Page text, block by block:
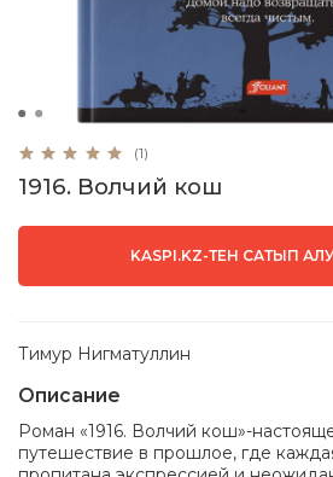
(1)
1916. Волчий кош
KASPI.KZ-ТЕН САТЫП АЛУ
Тимур Нигматуллин
Описание
Роман «1916. Волчий кош»-
путешествие в прошлое, где